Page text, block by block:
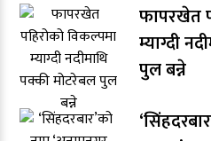
फापरखेत
म्याग्दी
पुल बन्ने